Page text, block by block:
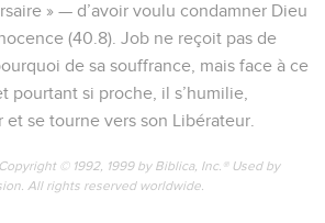
» — d’avoir voulu condamner Dieu
(40.8). Job ne reçoit pas de
de sa souffrance, mais face à ce
pourtant si proche, il s’humilie,
se tourne vers son Libérateur.
© 1992, 1999 by Biblica, Inc.® Used by
All rights reserved worldwide.